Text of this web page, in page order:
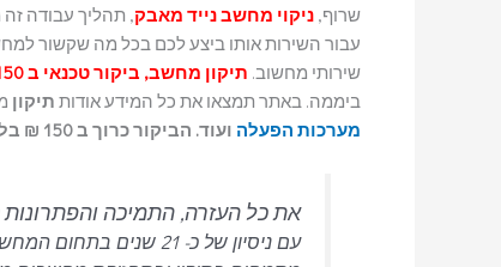
שרוף, ניקוי מחשב נייד מאבק, תהליך עבודה
עבור השירות אותו ביצע לכם בכל מה שקשור
שירותי מחשוב. תיקון מחשב, ביקור טכנאי ב 150 ₪ בלבד.
ביממה. באתר תמצאו את כל המידע אודות תיקון
מערכות הפעלה ועוד. הביקור כרוך ב 150 ₪ בלבד ! לא כולל מע"מ.
את כל העזרה, התמיכה והפתרונות